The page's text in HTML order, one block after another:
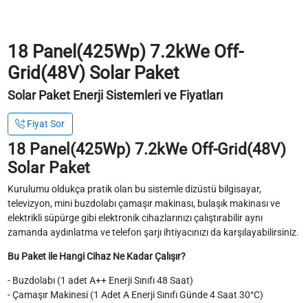
18 Panel(425Wp) 7.2kWe Off-
Grid(48V) Solar Paket
Solar Paket Enerji Sistemleri ve Fiyatları
Fiyat Sor
18 Panel(425Wp) 7.2kWe Off-Grid(48V)
Solar Paket
Kurulumu oldukça pratik olan bu sistemle dizüstü bilgisayar,
televizyon, mini buzdolabı çamaşır makinası, bulaşık makinası ve
elektrikli süpürge gibi elektronik cihazlarınızı çalıştırabilir aynı
zamanda aydınlatma ve telefon şarjı ihtiyacınızı da karşılayabilirsiniz.
Bu Paket ile Hangi Cihaz Ne Kadar Çalışır?
- Buzdolabı (1 adet A++ Enerji Sınıfı 48 Saat)
- Çamaşır Makinesi (1 Adet A Enerji Sınıfı Günde 4 Saat 30°C)